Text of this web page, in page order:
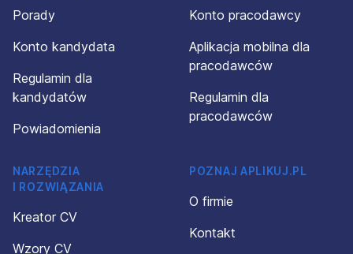
Porady
Konto kandydata
Regulamin dla
kandydatów
Powiadomienia
Konto pracodawcy
Aplikacja mobilna dla
pracodawców
Regulamin dla
pracodawców
NARZĘDZIA
I ROZWIĄZANIA
Kreator CV
Wzory CV
POZNAJ APLIKUJ.PL
O firmie
Kontakt